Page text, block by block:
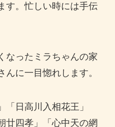
す。忙しい時には手伝
なったミラちゃんの家
に一目惚れします。
日高川入相花王」
廿四孝」「心中天の網